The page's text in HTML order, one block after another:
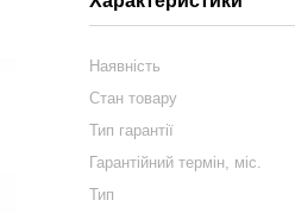
Наявність
Стан товару
Тип гарантії
Гарантійний термін, міс.
Тип